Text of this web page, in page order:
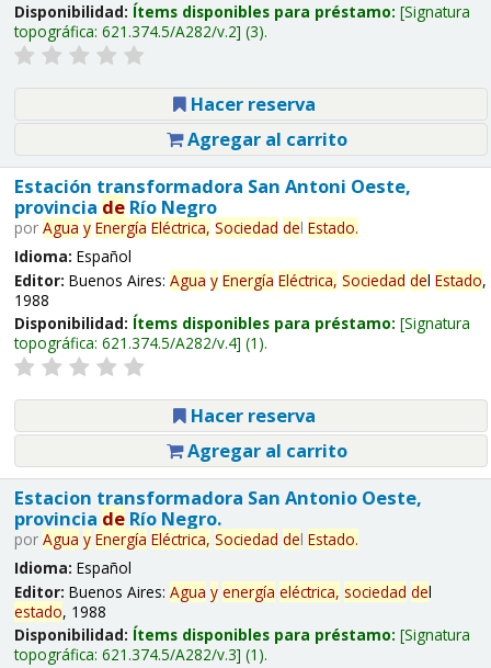
Disponibilidad: Ítems disponibles para préstamo: Signatura
topográfica: 621.374.5/A282/v.2 (3).
Hacer reserva
Agregar al carrito
Estación transformadora San Antoni Oeste,
provincia deRío Negro
por Agua y Energía Eléctrica, Sociedad del Estado.
Idioma: Español
Editor: Buenos Aires: Agua y Energía Eléctrica, Sociedad del Estado,
1988
Disponibilidad: Ítems disponibles para préstamo: Signatura
topográfica: 621.374.5/A282/v.4 (1).
Hacer reserva
Agregar al carrito
Estacion transformadora San Antonio Oeste,
provincia deRío Negro.
por Agua y Energía Eléctrica, Sociedad del Estado.
Idioma: Español
Editor: Buenos Aires: Agua y energía eléctrica, sociedad del
estado, 1988
Disponibilidad: Ítems disponibles para préstamo: Signatura
topográfica: 621.374.5/A282/v.3 (1).